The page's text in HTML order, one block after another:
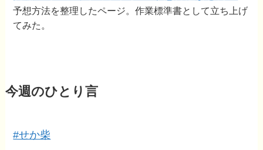
予想方法を整理したページ。作業標準書として立ち上げ
てみた。
今週のひとり言
#せか柴